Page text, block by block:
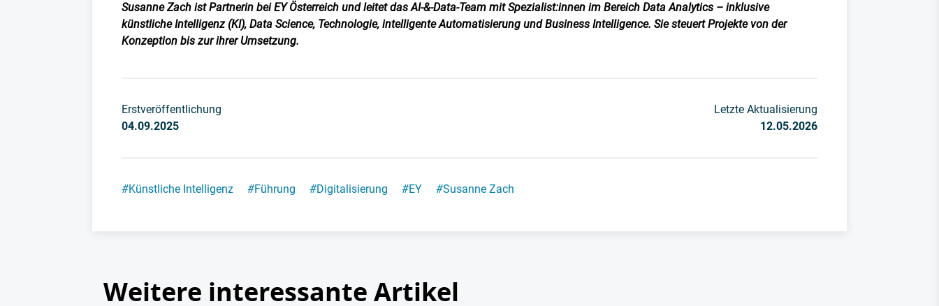
Susanne Zach ist Partnerin bei EY Österreich und leitet das AI-&-Data-Team mit Spezialist:innen im Bereich Data Analytics – inklusive
künstliche Intelligenz (KI), Data Science, Technologie, intelligente Automatisierung und Business Intelligence. Sie steuert Projekte von der
Konzeption bis zur ihrer Umsetzung.
Erstveröffentlichung
04.09.2025
Letzte Aktualisierung
12.05.2026
#Künstliche Intelligenz #Führung #Digitalisierung #EY #Susanne Zach
Weitere interessante Artikel